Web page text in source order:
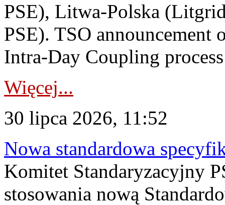
PSE), Litwa-Polska
PSE). TSO announcement
Intra-Day Coupling
Więcej...
30 lipca 2026, 11:52
Nowa standardowa
Komitet Standaryzacyjny
stosowania nową